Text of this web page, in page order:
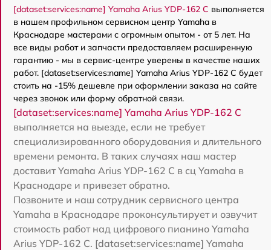
[dataset:services:name] Yamaha Arius YDP-162 C выполняется
в нашем профильном сервисном центр Yamaha в
Краснодаре мастерами с огромным опытом - от 5 лет. На
все виды работ и запчасти предоставляем расширенную
гарантию - мы в сервис-центре уверены в качестве наших
работ. [dataset:services:name] Yamaha Arius YDP-162 C будет
стоить на -15% дешевле при оформлении заказа на сайте
через звонок или форму обратной связи.
[dataset:services:name] Yamaha Arius YDP-162 C
выполняется на выезде, если не требует
специализированного оборудования и длительного
времени ремонта. В таких случаях наш мастер
доставит Yamaha Arius YDP-162 C в сц Yamaha в
Краснодаре и привезет обратно.
Позвоните и наш сотрудник сервисного центра
Yamaha в Краснодаре проконсультирует и озвучит
стоимость работ над цифрового пианино Yamaha
Arius YDP-162 C. [dataset:services:name] Yamaha